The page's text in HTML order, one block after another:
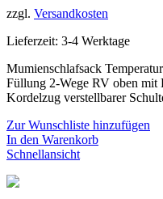
zzgl. Versandkosten
Lieferzeit: 3-4 Werktage
Mumienschlafsack
Füllung 2-Wege RV oben
Kordelzug verstellbarer
Zur Wunschliste hinzufügen
In den Warenkorb
Schnellansicht